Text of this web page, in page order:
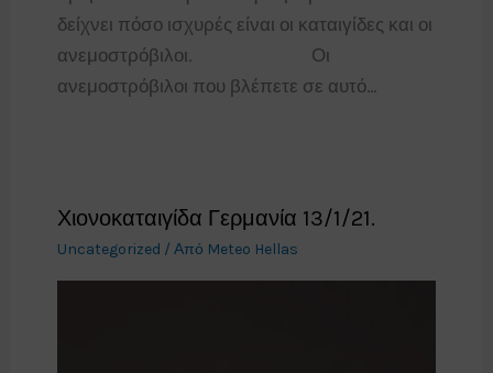
δείχνει πόσο ισχυρές είναι οι καταιγίδες και οι
ανεμοστρόβιλοι.⠀⠀⠀⠀⠀⠀⠀⠀⠀Οι
ανεμοστρόβιλοι που βλέπετε σε αυτό…
Χιονοκαταιγίδα Γερμανία 13/1/21.
Uncategorized / Από Meteo Hellas